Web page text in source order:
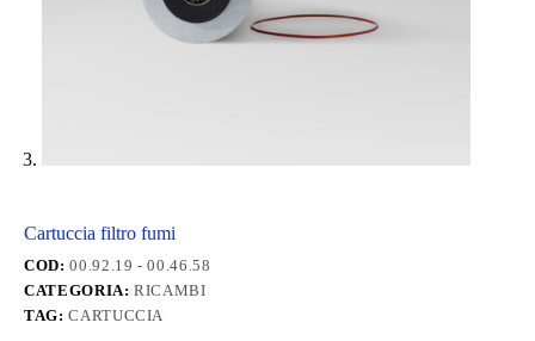
Cartuccia filtro fumi
COD:00.92.19 - 00.46.58
CATEGORIA:RICAMBI
TAG:CARTUCCIA